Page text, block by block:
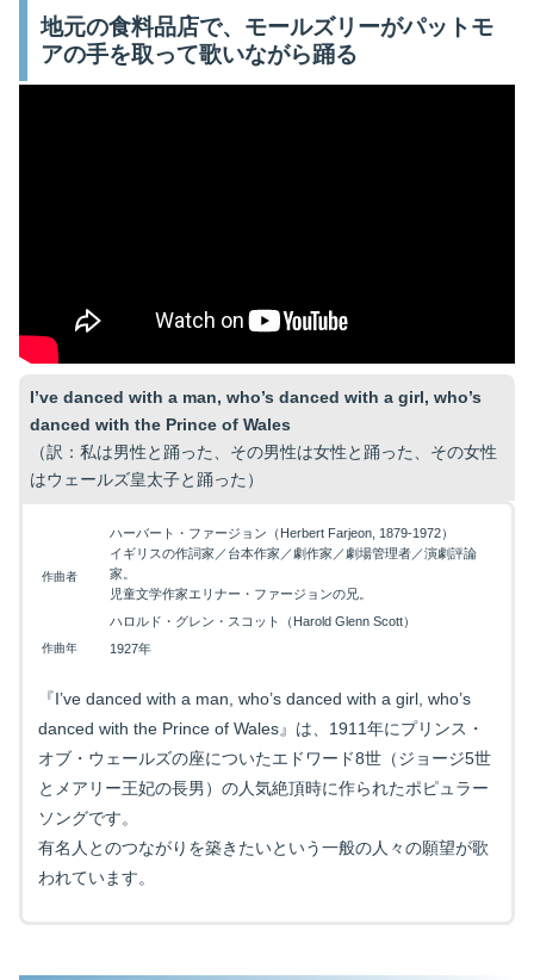
地元の食料品店で、モールズリーがパットモ
アの手を取って歌いながら踊る
I’ve danced with a man, who’s danced with a girl, who’s
danced with the Prince of Wales
（訳：私は男性と踊った、その男性は女性と踊った、その女性
はウェールズ皇太子と踊った）
作曲者
ハーバート・ファージョン（Herbert Farjeon, 1879-1972）
イギリスの作詞家／台本作家／劇作家／劇場管理者／演劇評論
家。
児童文学作家エリナー・ファージョンの兄。
ハロルド・グレン・スコット（Harold Glenn Scott）
作曲年 1927年
『I’ve danced with a man, who’s danced with a girl, who’s
danced with the Prince of Wales』は、1911年にプリンス・
オブ・ウェールズの座についたエドワード8世（ジョージ5世
とメアリー王妃の長男）の人気絶頂時に作られたポピュラー
ソングです。
有名人とのつながりを築きたいという一般の人々の願望が歌
われています。